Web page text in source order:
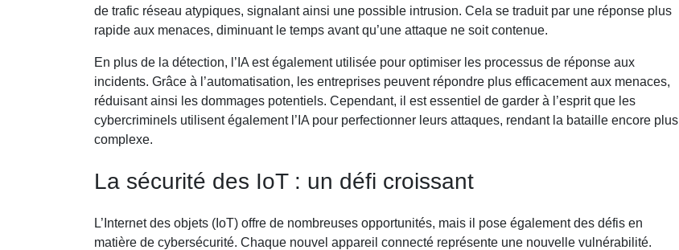
de trafic réseau atypiques, signalant ainsi une possible intrusion. Cela se traduit par une réponse plus
rapide aux menaces, diminuant le temps avant qu’une attaque ne soit contenue.
En plus de la détection, l’IA est également utilisée pour optimiser les processus de réponse aux
incidents. Grâce à l’automatisation, les entreprises peuvent répondre plus efficacement aux menaces,
réduisant ainsi les dommages potentiels. Cependant, il est essentiel de garder à l’esprit que les
cybercriminels utilisent également l’IA pour perfectionner leurs attaques, rendant la bataille encore plus
complexe.
La sécurité des IoT : un défi croissant
L’Internet des objets (IoT) offre de nombreuses opportunités, mais il pose également des défis en
matière de cybersécurité. Chaque nouvel appareil connecté représente une nouvelle vulnérabilité.